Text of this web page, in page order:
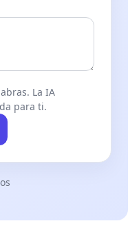
La IA
para ti.